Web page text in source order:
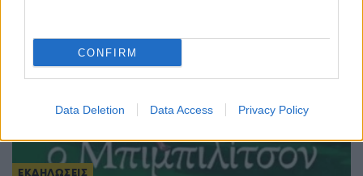
CONFIRM
Data Deletion Data Access Privacy Policy
ΕΚΔΗΛΩΣΕΙΣ